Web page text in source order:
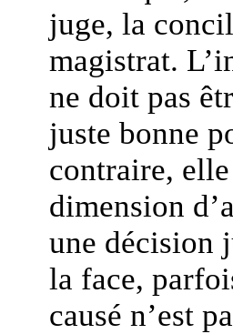
juge, la
magistrat.
ne doit pas
juste bonne
contraire,
dimension
une décision
la face,
causé n’est